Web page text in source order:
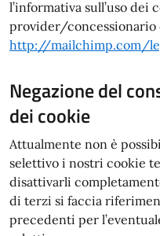
l’informativa sull’uso dei
provider/concessionario
http://mailchimp.com/
Negazione del
dei cookie
Attualmente non è
selettivo i nostri cookie
disattivarli
di terzi si faccia
precedenti per